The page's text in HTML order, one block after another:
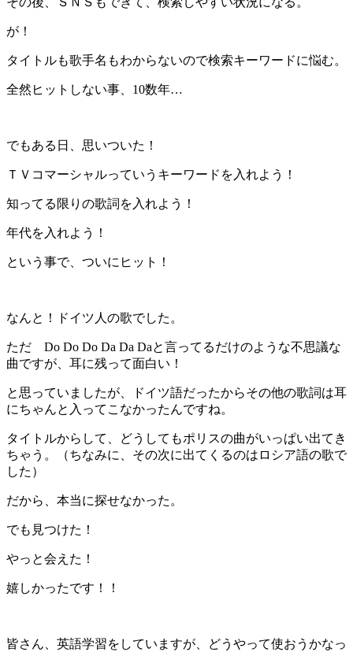
が！
タイトルも歌手名もわからないので検索キーワードに悩む。
全然ヒットしない事、10数年…
でもある日、思いついた！
ＴＶコマーシャルっていうキーワードを入れよう！
知ってる限りの歌詞を入れよう！
年代を入れよう！
という事で、ついにヒット！
なんと！ドイツ人の歌でした。
ただ Do Do Do Da Da Daと言ってるだけのような不思議な
曲ですが、耳に残って面白い！
と思っていましたが、ドイツ語だったからその他の歌詞は耳
にちゃんと入ってこなかったんですね。
タイトルからして、どうしてもポリスの曲がいっぱい出てき
ちゃう。（ちなみに、その次に出てくるのはロシア語の歌で
した）
だから、本当に探せなかった。
でも見つけた！
やっと会えた！
嬉しかったです！！
皆さん、英語学習をしていますが、どうやって使おうかなっ